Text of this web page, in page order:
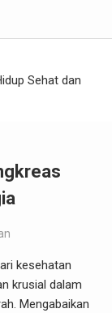
Sehat dan
kesehatan
krusial dalam
Mengabaikan